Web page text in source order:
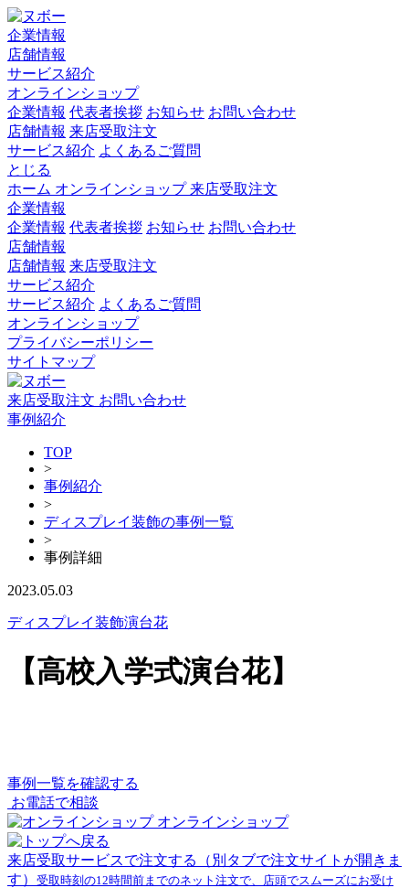
企業情報
店舗情報
サービス紹介
オンラインショップ
企業情報 代表者挨拶 お知らせ お問い合わせ
店舗情報 来店受取注文
サービス紹介 よくあるご質問
とじる
ホーム オンラインショップ来店受取注文
企業情報
企業情報 代表者挨拶 お知らせ お問い合わせ
店舗情報
店舗情報 来店受取注文
サービス紹介
サービス紹介 よくあるご質問
オンラインショップ
プライバシーポリシー
サイトマップ
来店受取注文 お問い合わせ
事例紹介
TOP
>
事例紹介
>
ディスプレイ装飾の事例一覧
>
事例詳細
2023.05.03
ディスプレイ装飾演台花
【高校入学式演台花】
事例一覧を確認する
お電話で相談
オンラインショップ
来店受取サービスで注文する
（別タブで注文サイトが開きま
す） 受取時刻の12時間前までのネット注文で、店頭でスムーズにお受け